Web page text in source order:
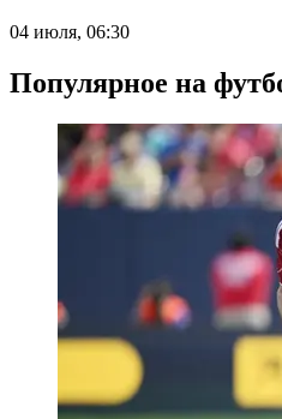
04 июля, 06:30
Популярное на